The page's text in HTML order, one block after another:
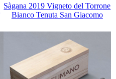
Sàgana 2019 Vigneto del Torrone
Bianco Tenuta San Giacomo